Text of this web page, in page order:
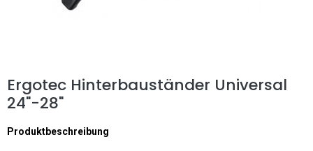
Ergotec Hinterbauständer Universal
24"-28"
Produktbeschreibung